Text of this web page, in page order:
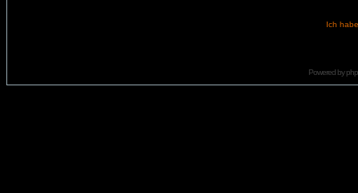
Ich
Powered by